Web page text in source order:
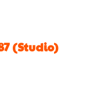
(Studio)